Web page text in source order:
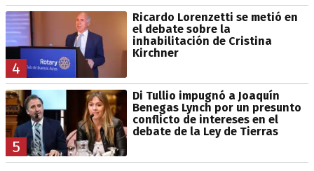
4
Ricardo Lorenzetti se metió en
el debate sobre la
inhabilitación de Cristina
Kirchner
5
Di Tullio impugnó a Joaquín
Benegas Lynch por un presunto
conflicto de intereses en el
debate de la Ley de Tierras